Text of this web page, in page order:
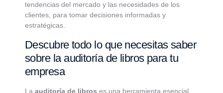
tendencias del mercado y las necesidades de los
clientes, para tomar decisiones informadas y
estratégicas.
Descubre todo lo que necesitas saber
sobre la auditoría de libros para tu
empresa
La auditoría de libros es una herramienta esencial